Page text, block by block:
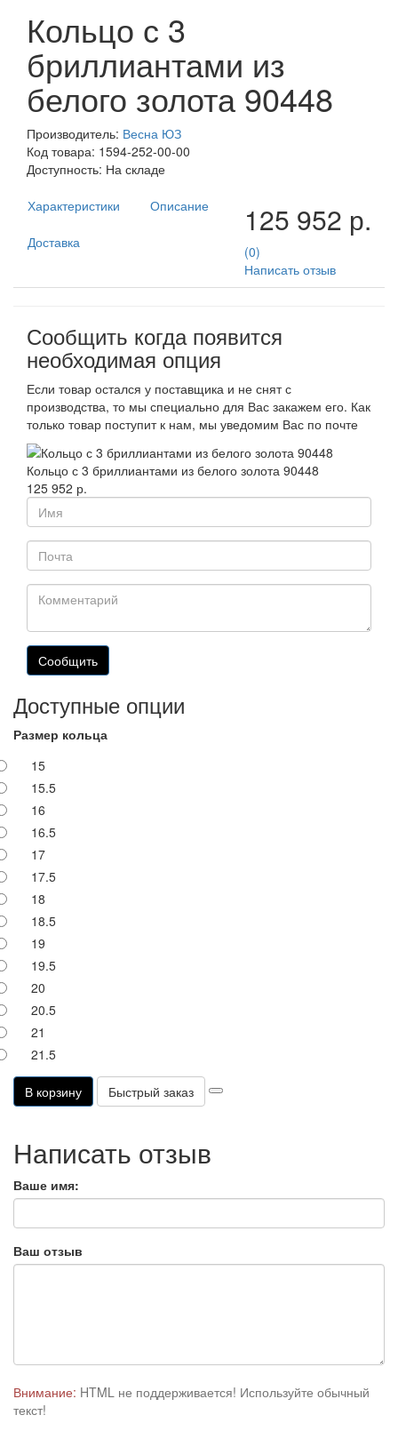
Кольцо с 3
бриллиантами из
белого золота 90448
Производитель: Весна ЮЗ
Код товара: 1594-252-00-00
Доступность: На складе
125 952 р.
(0)
Написать отзыв
Характеристики Описание
Доставка
Сообщить когда появится
необходимая опция
Если товар остался у поставщика и не снят с
производства, то мы специально для Вас закажем его. Как
только товар поступит к нам, мы уведомим Вас по почте
Кольцо с 3 бриллиантами из белого золота 90448
125 952 р.
Доступные опции
Размер кольца
15
15.5
16
16.5
17
17.5
18
18.5
19
19.5
20
20.5
21
21.5
В корзину
Написать отзыв
Ваше имя:
Ваш отзыв
Внимание: HTML не поддерживается! Используйте обычный
текст!